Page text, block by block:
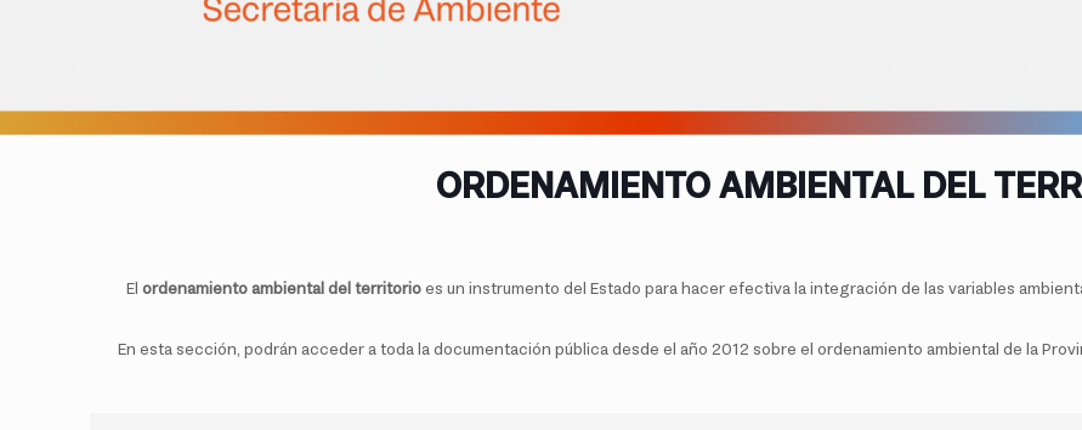
ORDENAMIENTO AMBIENTAL DEL
El ordenamiento ambiental del territorioes un instrumento del Estado para hacer efectiva la integración de las variables
En esta sección, podrán acceder a toda la documentación pública desde el año 2012 sobre el ordenamiento ambiental de la